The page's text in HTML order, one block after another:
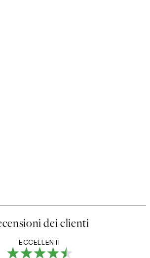
dei clienti
ECCELLENTI